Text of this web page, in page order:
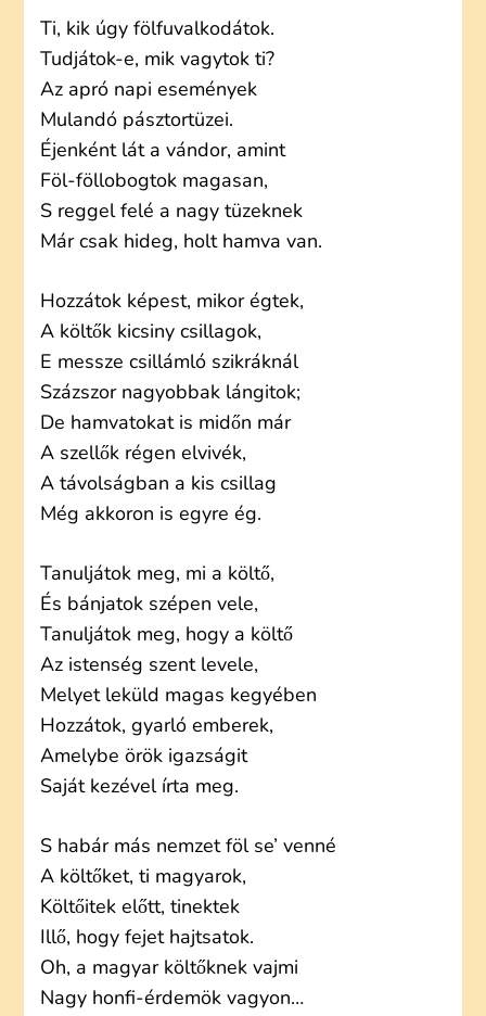
Ti, kik úgy fölfuvalkodátok.
Tudjátok-e, mik vagytok ti?
Az apró napi események
Mulandó pásztortüzei.
Éjenként lát a vándor, amint
Föl-föllobogtok magasan,
S reggel felé a nagy tüzeknek
Már csak hideg, holt hamva van.
Hozzátok képest, mikor égtek,
A költők kicsiny csillagok,
E messze csillámló szikráknál
Százszor nagyobbak lángitok;
De hamvatokat is midőn már
A szellők régen elvivék,
A távolságban a kis csillag
Még akkoron is egyre ég.
Tanuljátok meg, mi a költő,
És bánjatok szépen vele,
Tanuljátok meg, hogy a költő
Az istenség szent levele,
Melyet leküld magas kegyében
Hozzátok, gyarló emberek,
Amelybe örök igazságit
Saját kezével írta meg.
S habár más nemzet föl se’ venné
A költőket, ti magyarok,
Költőitek előtt, tinektek
Illő, hogy fejet hajtsatok.
Oh, a magyar költőknek vajmi
Nagy honfi-érdemök vagyon…